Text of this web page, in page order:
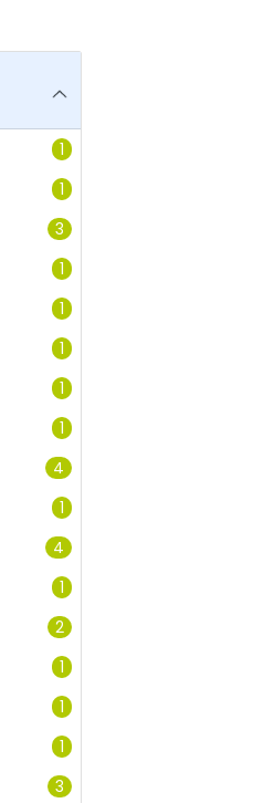
1
1
3
1
1
1
1
1
4
1
4
1
2
1
1
1
3